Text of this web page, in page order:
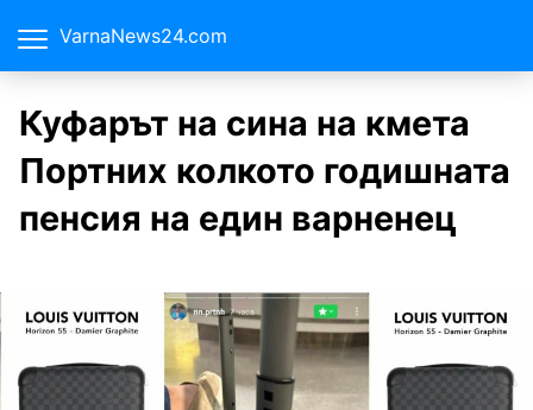
VarnaNews24.com
Куфарът на сина на кмета
Портних колкото годишната
пенсия на един варненец